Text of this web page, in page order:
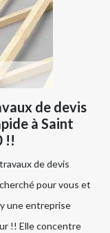
de devis
à Saint
!!
de devis
pour vous et
une entreprise
!! Elle concentre